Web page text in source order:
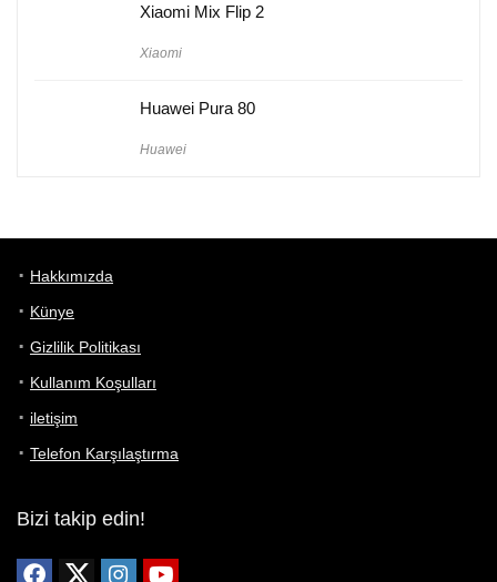
Xiaomi Mix Flip 2
Xiaomi
Huawei Pura 80
Huawei
Hakkımızda
Künye
Gizlilik Politikası
Kullanım Koşulları
iletişim
Telefon Karşılaştırma
Bizi takip edin!